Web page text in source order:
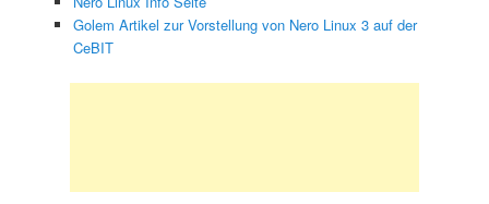
Golem Artikel zur Vorstellung von Nero Linux 3 auf der
CeBIT